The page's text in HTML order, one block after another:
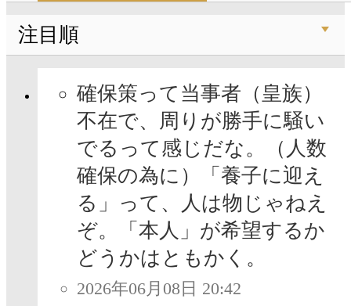
注目順
確保策って当事者（皇族）
不在で、周りが勝手に騒い
でるって感じだな。（人数
確保の為に）「養子に迎え
る」って、人は物じゃねえ
ぞ。「本人」が希望するか
どうかはともかく。
2026年06月08日 20:42